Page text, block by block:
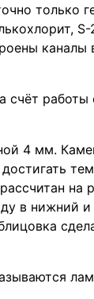
только
работы
4 мм.
в нижний и